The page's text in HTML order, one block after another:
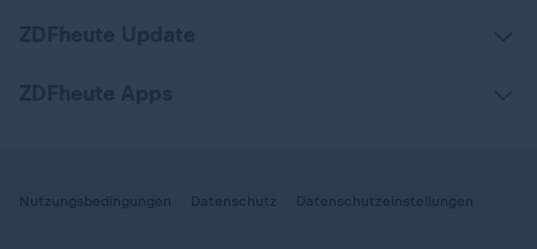
Nutzungsbedingungen Datenschutz Datenschutzeinstellungen